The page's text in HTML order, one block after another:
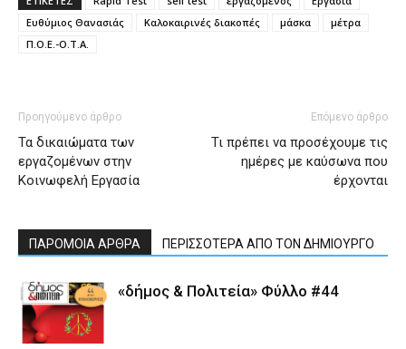
Ευθύμιος Θανασιάς
Καλοκαιρινές διακοπές μάσκα
μέτρα
Π.Ο.Ε.-Ο.Τ.Α.
Προηγούμενο άρθρο
Τα δικαιώματα των
εργαζομένων στην
Κοινωφελή Εργασία
Επόμενο άρθρο
Τι πρέπει να προσέχουμε τις
ημέρες με καύσωνα που
έρχονται
ΠΑΡΟΜΟΙΑ ΑΡΘΡΑ ΠΕΡΙΣΣΟΤΕΡΑ ΑΠΟ ΤΟΝ ΔΗΜΙΟΥΡΓΟ
«δήμος & Πολιτεία» Φύλλο #44